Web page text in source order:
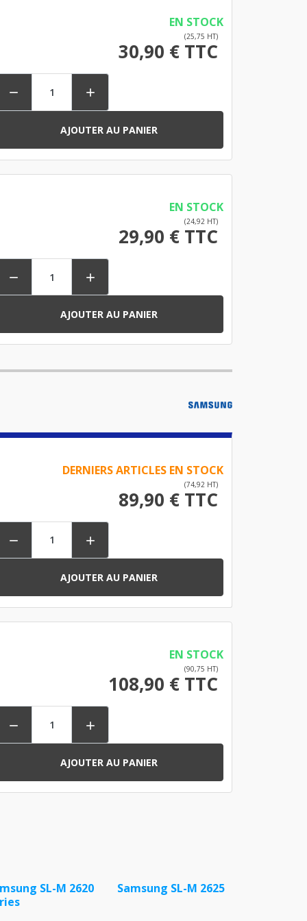
EN STOCK
(25,75 HT)
30,90 € TTC
 
AJOUTER AU PANIER
EN STOCK
(24,92 HT)
29,90 € TTC
 
AJOUTER AU PANIER
DERNIERS ARTICLES EN STOCK
(74,92 HT)
89,90 € TTC
 
AJOUTER AU PANIER
EN STOCK
(90,75 HT)
108,90 € TTC
 
AJOUTER AU PANIER
SL-M 2620
Samsung SL-M 2625